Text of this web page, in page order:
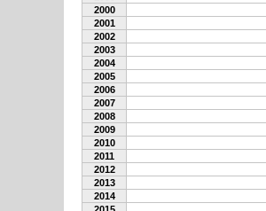
2000
2001
2002
2003
2004
2005
2006
2007
2008
2009
2010
2011
2012
2013
2014